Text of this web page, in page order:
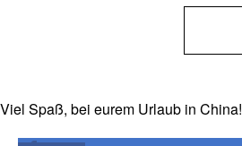
Viel Spaß, bei eurem Urlaub in China!